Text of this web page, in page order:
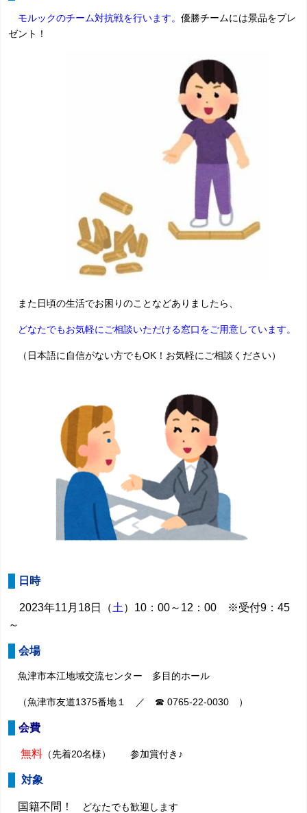
モルックのチーム対抗戦を行います。優勝チームには景品をプレ
ゼント！
また日頃の生活でお困りのことなどありましたら、
どなたでもお気軽にご相談いただける窓口をご用意しています。
（日本語に自信がない方でもOK！お気軽にご相談ください）
日時
2023年11月18日（土 ）10：00～12：00 ※受付9：45
～
会場
魚津市本江地域交流センター 多目的ホール
（魚津市友道1375番地１ ／ ☎ 0765-22-0030 ）
会費
無料 （先着20名様） 参加賞付き♪
対象
国籍不問！ どなたでも歓迎します